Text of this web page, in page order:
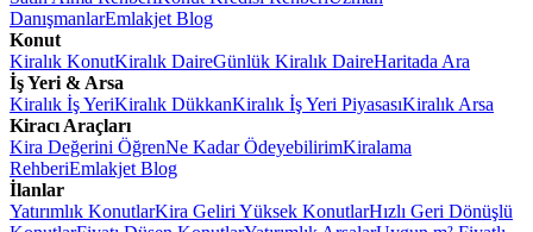
DanışmanlarEmlakjet Blog
Konut
Kiralık KonutKiralık DaireGünlük Kiralık DaireHaritada Ara
İş Yeri & Arsa
Kiralık İş YeriKiralık DükkanKiralık İş Yeri PiyasasıKiralık Arsa
Kiracı Araçları
Kira Değerini ÖğrenNe Kadar ÖdeyebilirimKiralama
RehberiEmlakjet Blog
İlanlar
Yatırımlık KonutlarKira Geliri Yüksek KonutlarHızlı Geri Dönüşlü